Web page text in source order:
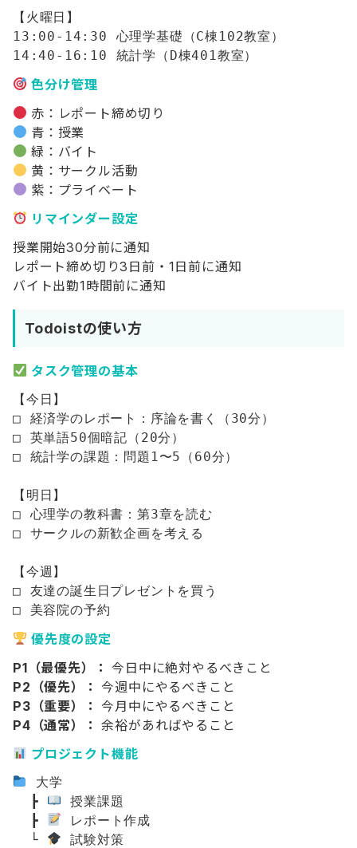
【火曜日】
13:00-14:30 心理学基礎（C棟102教室）
色分け管理
赤：レポート締め切り
青：授業
緑：バイト
黄：サークル活動
紫：プライベート
リマインダー設定
授業開始30分前に通知
レポート締め切り3日前・1日前に通知
バイト出勤1時間前に通知
Todoistの使い方
タスク管理の基本
【今日】
□ 経済学のレポート：序論を書く（30分）
□ 英単語50個暗記（20分）
□ 統計学の課題：問題1〜5（60分）
【明日】
□ 心理学の教科書：第3章を読む
□ サークルの新歓企画を考える
【今週】
□ 友達の誕生日プレゼントを買う
優先度の設定
P1（最優先）： 今日中に絶対やるべきこと
P2（優先）： 今週中にやるべきこと
P3（重要）： 今月中にやるべきこと
P4（通常）： 余裕があればやること
プロジェクト機能
大学
  ┣
授業課題
  ┣
レポート作成
  └
試験対策